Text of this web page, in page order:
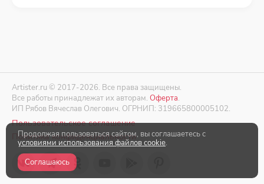
Artister.ru © 2017-2026. Все права защищены.
Все работы принадлежат их авторам. Оферта.
ИП Рябов Вячеслав Олегович. ОГРНИП: 319665800005102.
Пользовательское соглашение
Политика конфиденциальности
Продолжая пользоваться сайтом, вы соглашаетесь с
условиями использования файлов cookie.
Соглашаюсь